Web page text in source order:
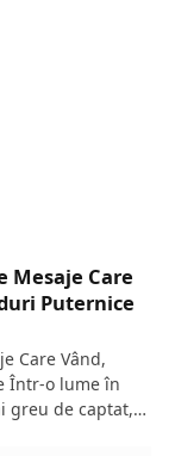
Mesaje Care
Puternice
Care Vând,
Într-o lume în
greu de captat,…